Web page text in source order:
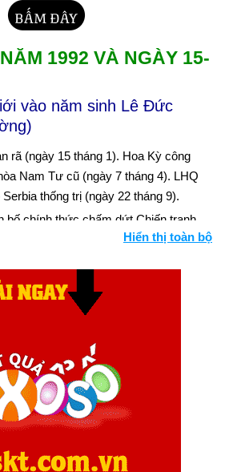
1992 VÀ NGÀY 15-
vào năm sinh Lê Đức
rã (ngày 15 tháng 1). Hoa Kỳ công
Nam Tư cũ (ngày 7 tháng 4). LHQ
thống trị (ngày 22 tháng 9).
bố chính thức chấm dứt Chiến tranh
cựu lãnh đạo của Panama, bị kết án
hiệp ước START (ngày 4 tháng 11).
Philippines, chấm dứt gần một thế kỷ
Hoa Kỳ (ngày 24 tháng 11).
thuận việc tách thành hai quốc gia
cảnh: Cộng hòa Séc và Slovakia
Hiển thị toàn bộ